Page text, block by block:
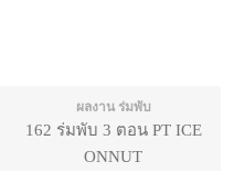
ผลงาน ร่มพับ
162 ร่มพับ 3 ตอน PT ICE
ONNUT